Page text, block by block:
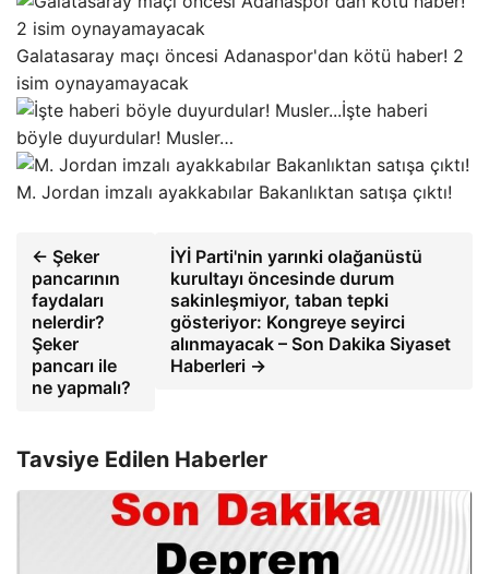
Galatasaray maçı öncesi Adanaspor'dan kötü haber! 2
isim oynayamayacak
İşte haberi
böyle duyurdular! Musler…
M. Jordan imzalı ayakkabılar Bakanlıktan satışa çıktı!
← Şeker
pancarının
faydaları
nelerdir?
Şeker
pancarı ile
ne yapmalı?
İYİ Parti'nin yarınki olağanüstü
kurultayı öncesinde durum
sakinleşmiyor, taban tepki
gösteriyor: Kongreye seyirci
alınmayacak – Son Dakika Siyaset
Haberleri →
Tavsiye Edilen Haberler